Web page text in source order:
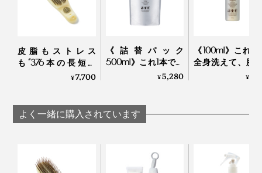
皮脂もストレス
も“376本の長短ピ
ン”が洗い流してくれ
ルプブラシ
¥7,700
《詰替パック
500ml》これ1本で全
身洗えて、肌も髪も
¥5,280
《100ml》これ1
全身洗えて、肌
もしっとり潤う
¥
よく一緒に購入されています